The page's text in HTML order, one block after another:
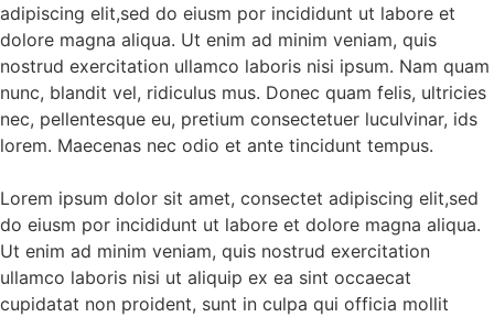
adipiscing elit,sed do eiusm por incididunt ut labore et
dolore magna aliqua. Ut enim ad minim veniam, quis
nostrud exercitation ullamco laboris nisi ipsum. Nam quam
nunc, blandit vel, ridiculus mus. Donec quam felis, ultricies
nec, pellentesque eu, pretium consectetuer luculvinar, ids
lorem. Maecenas nec odio et ante tincidunt tempus.
Lorem ipsum dolor sit amet, consectet adipiscing elit,sed
do eiusm por incididunt ut labore et dolore magna aliqua.
Ut enim ad minim veniam, quis nostrud exercitation
ullamco laboris nisi ut aliquip ex ea sint occaecat
cupidatat non proident, sunt in culpa qui officia mollit